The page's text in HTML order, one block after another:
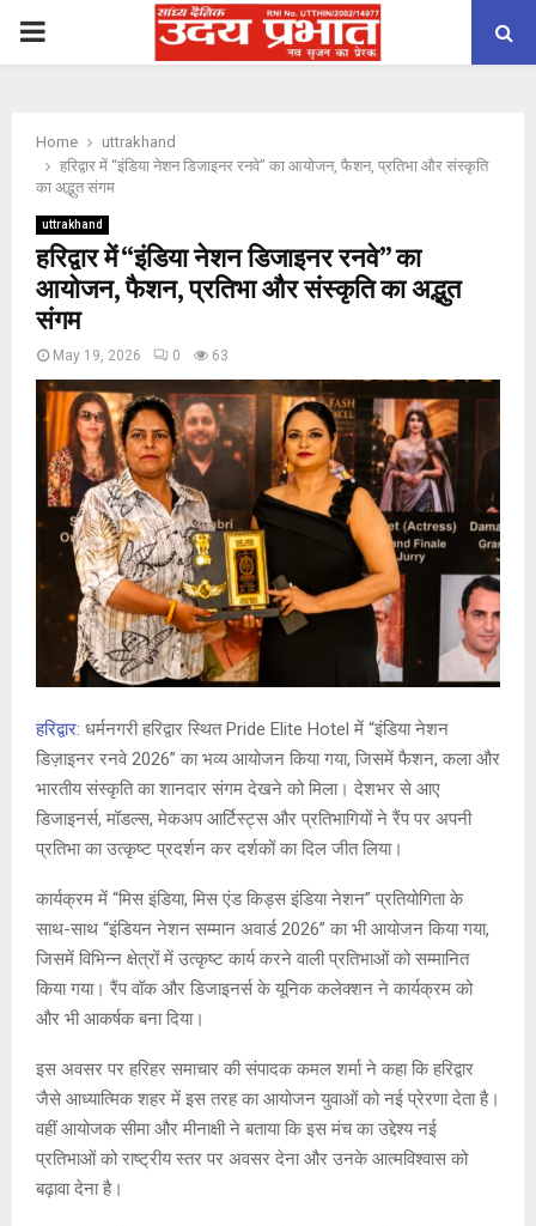
PRIMARY
Home
uttrakhand
हरिद्वार में “इंडिया नेशन डिजाइनर रनवे” का आयोजन, फैशन, प्रतिभा और संस्कृति
का अद्भुत संगम
uttrakhand
हरिद्वार में “इंडिया नेशन डिजाइनर रनवे” का
आयोजन, फैशन, प्रतिभा और संस्कृति का अद्भुत
संगम
May 19, 2026 0 63
हरिद्वार: धर्मनगरी हरिद्वार स्थित Pride Elite Hotel में “इंडिया नेशन
डिज़ाइनर रनवे 2026” का भव्य आयोजन किया गया, जिसमें फैशन, कला और
भारतीय संस्कृति का शानदार संगम देखने को मिला। देशभर से आए
डिजाइनर्स, मॉडल्स, मेकअप आर्टिस्ट्स और प्रतिभागियों ने रैंप पर अपनी
प्रतिभा का उत्कृष्ट प्रदर्शन कर दर्शकों का दिल जीत लिया।
कार्यक्रम में “मिस इंडिया, मिस एंड किड्स इंडिया नेशन” प्रतियोगिता के
साथ-साथ “इंडियन नेशन सम्मान अवार्ड 2026” का भी आयोजन किया गया,
जिसमें विभिन्न क्षेत्रों में उत्कृष्ट कार्य करने वाली प्रतिभाओं को सम्मानित
किया गया। रैंप वॉक और डिजाइनर्स के यूनिक कलेक्शन ने कार्यक्रम को
और भी आकर्षक बना दिया।
इस अवसर पर हरिहर समाचार की संपादक कमल शर्मा ने कहा कि हरिद्वार
जैसे आध्यात्मिक शहर में इस तरह का आयोजन युवाओं को नई प्रेरणा देता है।
वहीं आयोजक सीमा और मीनाक्षी ने बताया कि इस मंच का उद्देश्य नई
प्रतिभाओं को राष्ट्रीय स्तर पर अवसर देना और उनके आत्मविश्वास को
बढ़ावा देना है।